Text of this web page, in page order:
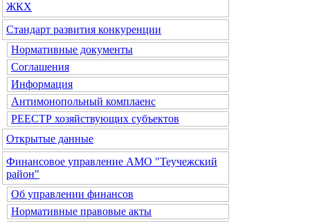
ЖКХ
Стандарт развития конкуренции
Нормативные документы
Соглашения
Информация
Антимонопольный комплаенс
РЕЕСТР хозяйствующих субъектов
Открытые данные
Финансовое управление АМО "Теучежский
район"
Об управлении финансов
Нормативные правовые акты